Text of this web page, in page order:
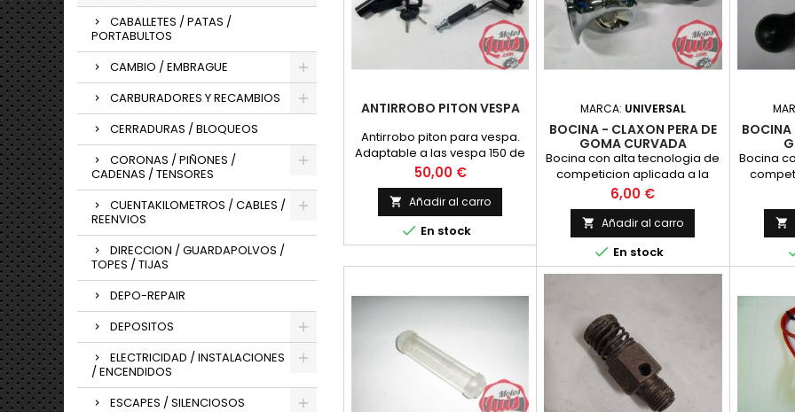
CABALLETES / PATAS /
PORTABULTOS
CAMBIO / EMBRAGUE
CARBURADORES Y RECAMBIOS
CERRADURAS / BLOQUEOS
CORONAS / PIÑONES /
CADENAS / TENSORES
CUENTAKILOMETROS / CABLES /
REENVIOS
DIRECCION / GUARDAPOLVOS /
TOPES / TIJAS
DEPO-REPAIR
DEPOSITOS
ELECTRICIDAD / INSTALACIONES
/ ENCENDIDOS
ESCAPES / SILENCIOSOS
ANTIRROBO PITON VESPA
Antirrobo piton para vespa.
Adaptable a las vespa 150 de
asiento biplaza con una
pequeña modifica
Precio
50,00 €
 Añadir al carro
 En stock
MARCA: UNIVERSAL
BOCINA - CLAXON PERA DE
GOMA CURVADA
Bocina con alta tecnologia de
competicion aplicada a la
evolucion de los modelos de
serie. Realiz
Precio
6,00 €
 Añadir al carro
 En stock
BOCINA
Bocina
dos
